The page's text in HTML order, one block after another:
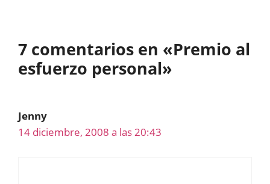
7 comentarios en «Premio al
esfuerzo personal»
Jenny
14 diciembre, 2008 a las 20:43